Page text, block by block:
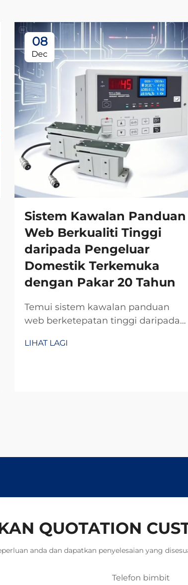
08
Dec
Sistem Kawalan Panduan
Web Berkualiti Tinggi
daripada Pengeluar
Domestik Terkemuka
dengan Pakar 20 Tahun
Temui sistem kawalan panduan
web berketepatan tinggi daripada
dengan kepakaran R&D selama 20
LIHAT LAGI
QUOTATION
anda dan dapatkan penyelesaian yang
Telefon bimbit